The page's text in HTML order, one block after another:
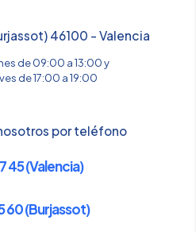
46100 - Valencia
de 09:00 a 13:00 y
de 17:00 a 19:00
por teléfono
45 (Valencia)
60 (Burjassot)